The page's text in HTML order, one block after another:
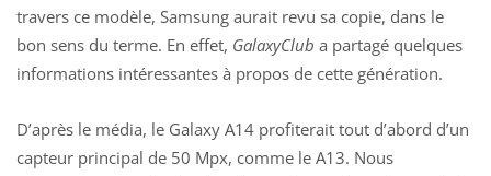
travers ce modèle, Samsung aurait revu sa copie, dans le
bon sens du terme. En effet, GalaxyClub a partagé quelques
informations intéressantes à propos de cette génération.
D’après le média, le Galaxy A14 profiterait tout d’abord d’un
capteur principal de 50 Mpx, comme le A13. Nous